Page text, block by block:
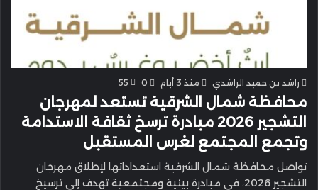
راشد بن حميد الراشدي منذ 3 أيام 0
55
محافظة شمال الشرقية تستعد لمهرجان
التشجير 2026 مبادرة ترسخ ثقافة الاستدامة
وتجمع المجتمع لغرس المستقبل
تواصل محافظة شمال الشرقية استعداداتها لإطلاق مهرجان
التشجير 2026، في مبادرة بيئية ومجتمعية تهدف إلى ترسيخ